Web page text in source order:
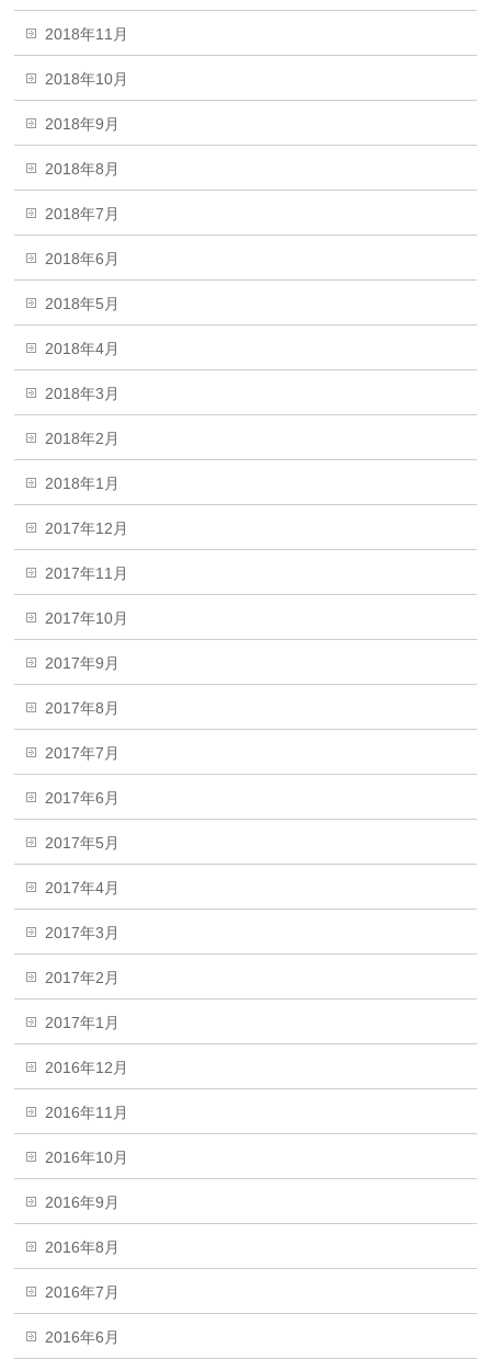
2018年11月
2018年10月
2018年9月
2018年8月
2018年7月
2018年6月
2018年5月
2018年4月
2018年3月
2018年2月
2018年1月
2017年12月
2017年11月
2017年10月
2017年9月
2017年8月
2017年7月
2017年6月
2017年5月
2017年4月
2017年3月
2017年2月
2017年1月
2016年12月
2016年11月
2016年10月
2016年9月
2016年8月
2016年7月
2016年6月